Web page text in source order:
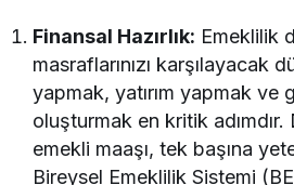
Finansal Hazırlık: Emeklilik
masraflarınızı karşılayacak
yapmak, yatırım yapmak ve
oluşturmak en kritik
emekli maaşı, tek başına
Bireysel Emeklilik Sistemi